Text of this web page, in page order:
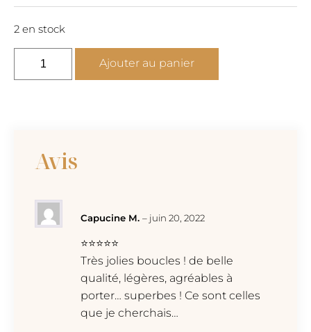
2 en stock
créoles
Ajouter au panier
Avis
Capucine M. – juin 20, 2022
⭐⭐⭐⭐⭐
Très jolies boucles ! de belle
qualité, légères, agréables à
porter… superbes ! Ce sont celles
que je cherchais…